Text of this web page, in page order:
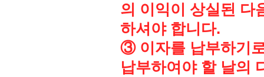
의 이익이 상실된 다
하셔야 합니다.
③ 이자를 납부하기
납부하여야 할 날의